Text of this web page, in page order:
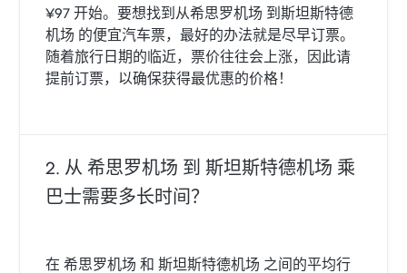
¥97 开始。要想找到从希思罗机场 到斯坦斯特德
机场 的便宜汽车票，最好的办法就是尽早订票。
随着旅行日期的临近，票价往往会上涨，因此请
提前订票，以确保获得最优惠的价格！
从 希思罗机场 到 斯坦斯特德机场 乘
巴士需要多长时间？
在 希思罗机场 和 斯坦斯特德机场 之间的平均行